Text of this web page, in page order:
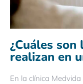
¿Cuáles son
realizan en
En la clínica